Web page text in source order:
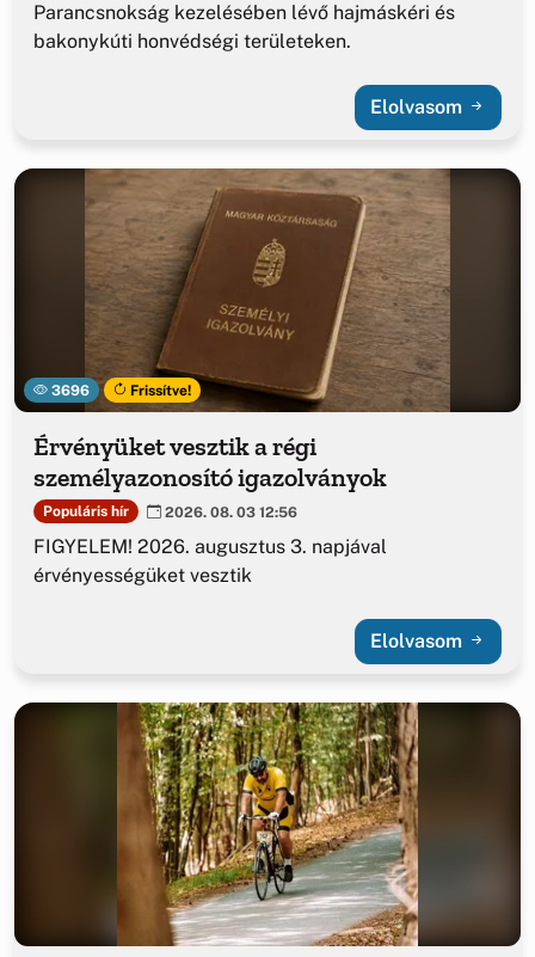
Parancsnokság kezelésében lévő hajmáskéri és
bakonykúti honvédségi területeken.
Elolvasom
3696 Frissítve!
Érvényüket vesztik a régi
személyazonosító igazolványok
Populáris hír 2026. 08. 03 12:56
FIGYELEM! 2026. augusztus 3. napjával
érvényességüket vesztik
Elolvasom